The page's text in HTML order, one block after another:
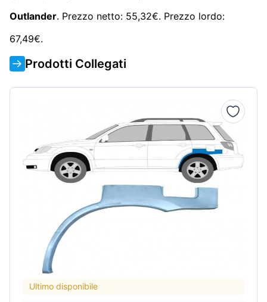
Outlander. Prezzo netto: 55,32€. Prezzo lordo:
67,49€.
Prodotti Collegati
Ultimo disponibile